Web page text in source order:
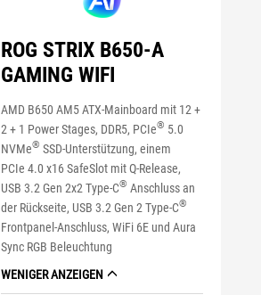
ROG STRIX B650-A
GAMING WIFI
AMD B650 AM5 ATX-Mainboard mit 12 +
2 + 1 Power Stages, DDR5, PCIe® 5.0
NVMe® SSD-Unterstützung, einem
PCIe 4.0 x16 SafeSlot mit Q-Release,
USB 3.2 Gen 2x2 Type-C® Anschluss an
der Rückseite, USB 3.2 Gen 2 Type-C®
Frontpanel-Anschluss, WiFi 6E und Aura
Sync RGB Beleuchtung
WENIGER ANZEIGEN